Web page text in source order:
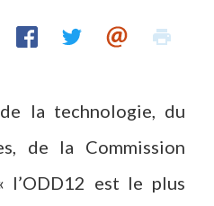
la technologie, du
de la Commission
l’ODD12 est le plus